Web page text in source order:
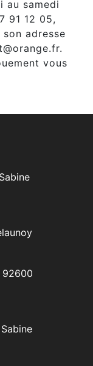
au samedi
91 12 05,
adresse
vous
92600